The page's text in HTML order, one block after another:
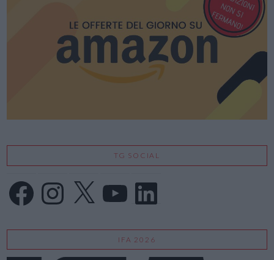
TG SOCIAL
FacebookInstagram
X LinkedIn
IFA 2026